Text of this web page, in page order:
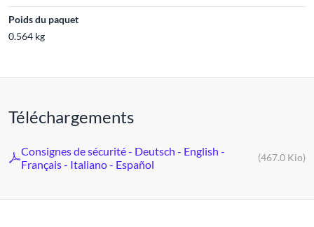
Poids du paquet
0.564 kg
Téléchargements
Consignes de sécurité - Deutsch - English -
Français - Italiano - Español
(467.0 Kio)